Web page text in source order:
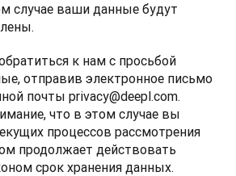
случае ваши данные будут
к нам с просьбой
отправив электронное письмо
почты privacy@deepl.com.
что в этом случае вы
процессов рассмотрения
продолжает действовать
срок хранения данных.